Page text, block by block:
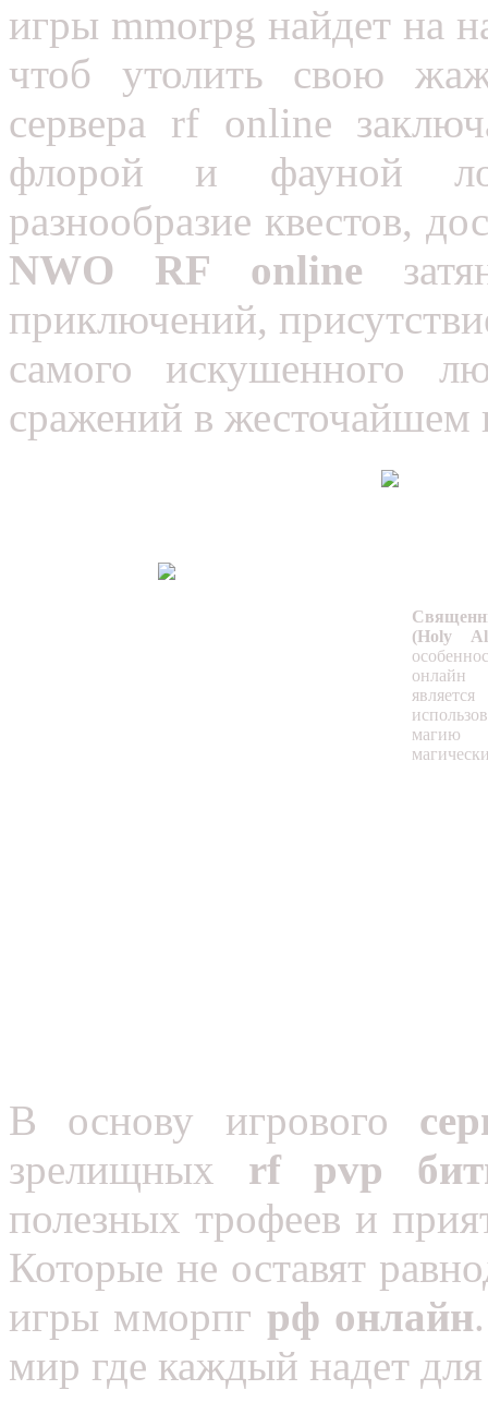
игры mmorpg найдет на
чтоб утолить свою
сервера rf online
флорой и фауной
разнообразие квестов,
NWO RF online
приключений,
самого искушенного
сражений в жесточайшем
(Holy
магию
В основу игрового
зрелищных rf pvp
полезных трофеев и
Которые не оставят
игры мморпг рф онлайн
мир где каждый надет